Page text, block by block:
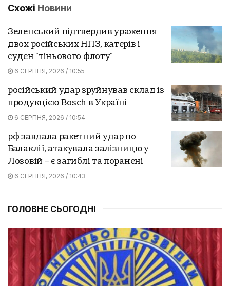
Схожі Новини
Зеленський підтвердив ураження
двох російських НПЗ, катерів і
суден "тіньового флоту"
6 СЕРПНЯ, 2026 / 10:55
російський удар зруйнував склад із
продукцією Bosch в Україні
6 СЕРПНЯ, 2026 / 10:54
рф завдала ракетний удар по
Балаклії, атакувала залізницю у
Лозовій – є загиблі та поранені
6 СЕРПНЯ, 2026 / 10:43
ГОЛОВНЕ СЬОГОДНІ